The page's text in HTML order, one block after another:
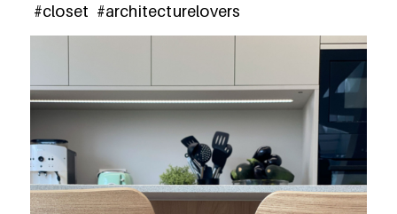
#closet #architecturelovers